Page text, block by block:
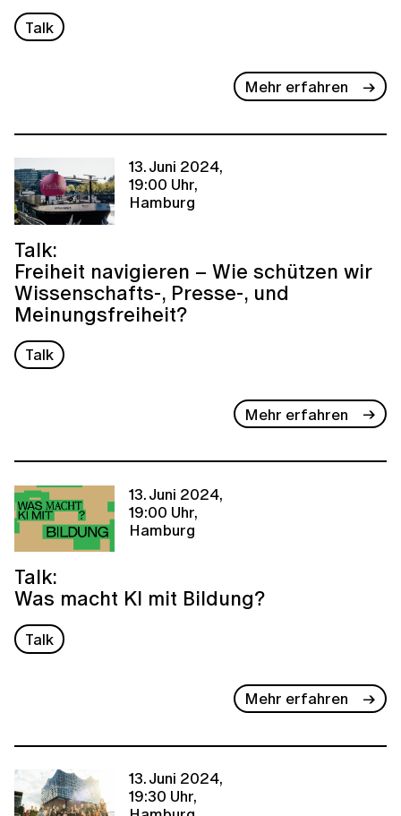
Talk
Mehr erfahren
13. Juni 2024,
19:00 Uhr,
Hamburg
Talk:
Freiheit navigieren – Wie schützen wir
Wissenschafts-, Presse-, und
Meinungsfreiheit?
Talk
Mehr erfahren
13. Juni 2024,
19:00 Uhr,
Hamburg
Talk:
Was macht KI mit Bildung?
Talk
Mehr erfahren
13. Juni 2024,
19:30 Uhr,